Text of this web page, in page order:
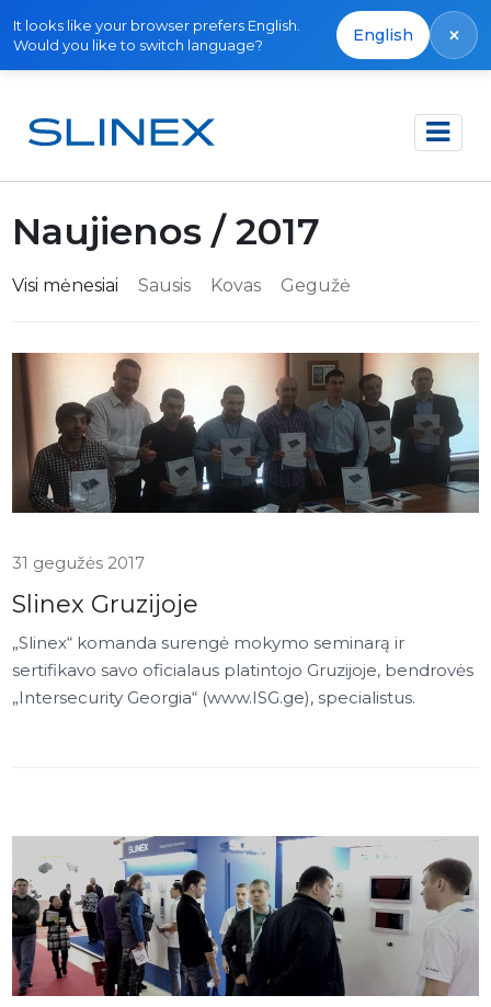
It looks like your browser prefers English.
Would you like to switch language?
English ×
Pagrindinis Naujienos
Naujienos / 2017
Visi mėnesiai Sausis Kovas Gegužė
31 gegužės 2017
Slinex Gruzijoje
„Slinex“ komanda surengė mokymo seminarą ir
sertifikavo savo oficialaus platintojo Gruzijoje, bendrovės
„Intersecurity Georgia“ (www.ISG.ge), specialistus.